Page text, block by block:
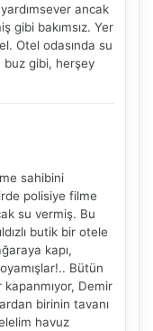
ancak
gibi bakımsız. Yer
Otel odasında su
buz gibi, herşey
sahibini
polisiye filme
su vermiş. Bu
butik bir otele
kapı,
Bütün
kapanmıyor, Demir
birinin tavanı
havuz